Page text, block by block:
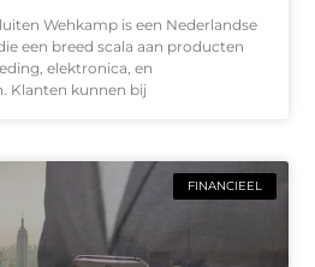
Wehkamp is een Nederlandse
een breed scala aan producten
elektronica, en
Klanten kunnen bij
FINANCIEEL